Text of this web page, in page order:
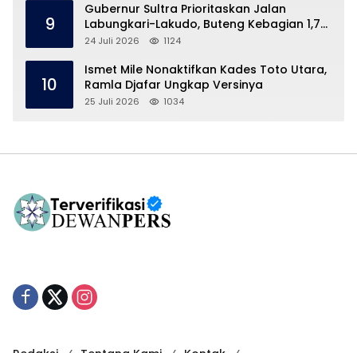
9
Gubernur Sultra Prioritaskan Jalan
Labungkari-Lakudo, Buteng Kebagian 1,7
Km
24 Juli 2026 1124
10
Ismet Mile Nonaktifkan Kades Toto Utara,
Ramla Djafar Ungkap Versinya
25 Juli 2026 1034